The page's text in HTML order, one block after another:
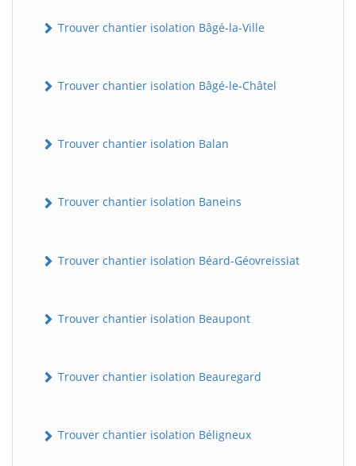
Trouver chantier isolation Bâgé-la-Ville
Trouver chantier isolation Bâgé-le-Châtel
Trouver chantier isolation Balan
Trouver chantier isolation Baneins
Trouver chantier isolation Béard-Géovreissiat
Trouver chantier isolation Beaupont
Trouver chantier isolation Beauregard
Trouver chantier isolation Béligneux